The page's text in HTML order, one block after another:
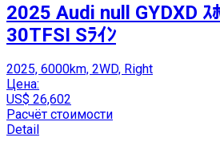
2025 Audi null GYDXD ｽ
30TFSI Sﾗｲﾝ
2025, 6000km, 2WD, Right
Цена:
US$ 26,602
Расчёт стоимости
Detail